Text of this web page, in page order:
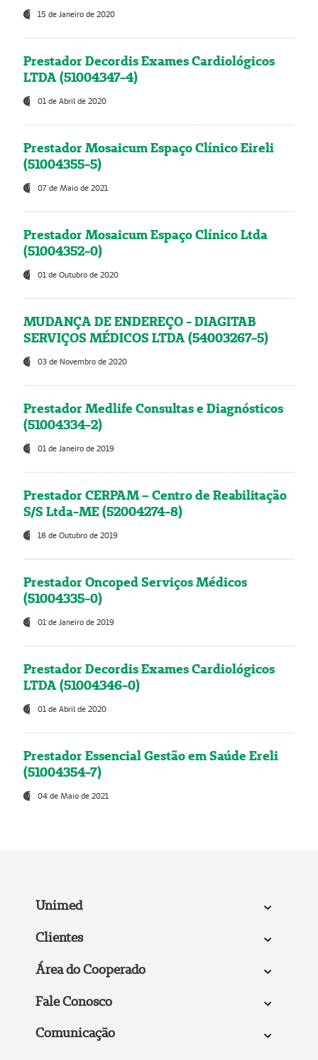
15 de Janeiro de 2020
Prestador Decordis Exames Cardiológicos
LTDA (51004347-4)
01 de Abril de 2020
Prestador Mosaicum Espaço Clínico Eireli
(51004355-5)
07 de Maio de 2021
Prestador Mosaicum Espaço Clínico Ltda
(51004352-0)
01 de Outubro de 2020
MUDANÇA DE ENDEREÇO - DIAGITAB
SERVIÇOS MÉDICOS LTDA (54003267-5)
03 de Novembro de 2020
Prestador Medlife Consultas e Diagnósticos
(51004334-2)
01 de Janeiro de 2019
Prestador CERPAM – Centro de Reabilitação
S/S Ltda-ME (52004274-8)
18 de Outubro de 2019
Prestador Oncoped Serviços Médicos
(51004335-0)
01 de Janeiro de 2019
Prestador Decordis Exames Cardiológicos
LTDA (51004346-0)
01 de Abril de 2020
Prestador Essencial Gestão em Saúde Ereli
(51004354-7)
04 de Maio de 2021
Unimed
Clientes
Área do Cooperado
Fale Conosco
Comunicação